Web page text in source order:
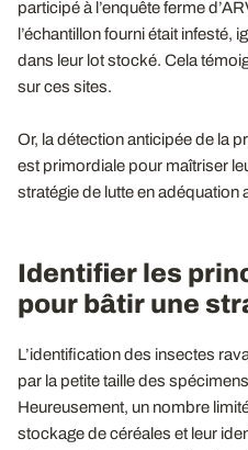
participé à l’enquête ferme
l’échantillon fourni était infesté,
dans leur lot stocké. Cela
sur ces sites.
Or, la détection anticipée de la
est primordiale pour maîtriser
stratégie de lutte en
Identifier les
pour bâtir une
L’identification des insectes
par la petite taille des
Heureusement, un nombre
stockage de céréales et leur